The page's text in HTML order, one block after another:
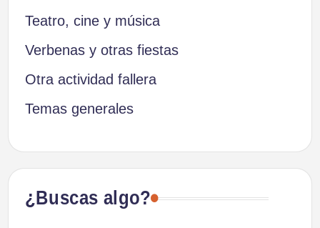
Teatro, cine y música
Verbenas y otras fiestas
Otra actividad fallera
Temas generales
¿Buscas algo?